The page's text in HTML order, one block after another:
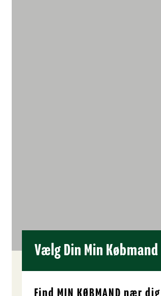
Vælg Din Min Købmand
Find MIN KØBMAND nær dig